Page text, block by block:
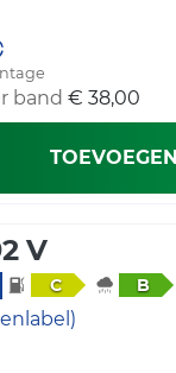
band € 38,00
TOEVOEGEN
V
C B